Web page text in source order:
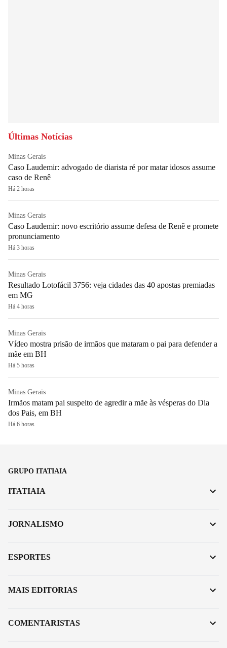
Últimas Notícias
Minas Gerais
Caso Laudemir: advogado de diarista ré por matar idosos assume
caso de Renê
Há 2 horas
Minas Gerais
Caso Laudemir: novo escritório assume defesa de Renê e promete
pronunciamento
Há 3 horas
Minas Gerais
Resultado Lotofácil 3756: veja cidades das 40 apostas premiadas
em MG
Há 4 horas
Minas Gerais
Vídeo mostra prisão de irmãos que mataram o pai para defender a
mãe em BH
Há 5 horas
Minas Gerais
Irmãos matam pai suspeito de agredir a mãe às vésperas do Dia
dos Pais, em BH
Há 6 horas
GRUPO ITATIAIA
ITATIAIA
JORNALISMO
ESPORTES
MAIS EDITORIAS
COMENTARISTAS